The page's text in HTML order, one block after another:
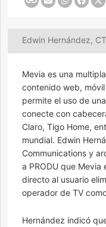
Edwin Hernández,
Mevia es una
contenido web,
permite el uso de
conecte con
Claro, Tigo Home,
mundial. Edwin
Communications y
a PRODU que
directo al usuario
operador de TV
Hernández indicó